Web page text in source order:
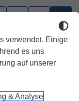
verwendet. Einige
es uns
auf unserer
& Analyse